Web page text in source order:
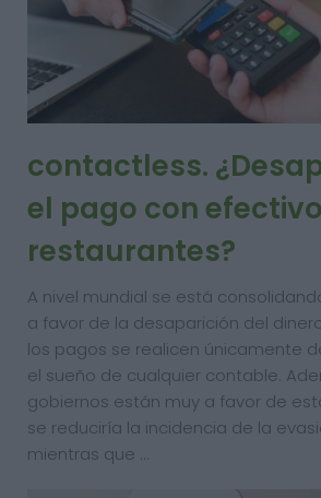
contactless.
el pago con
restaurantes?
A nivel mundial se está
a favor de la desaparición del
los pagos se realicen únicamente
el sueño de cualquier contable.
gobiernos están muy a favor de
se reduciría la incidencia de la
mientras que …